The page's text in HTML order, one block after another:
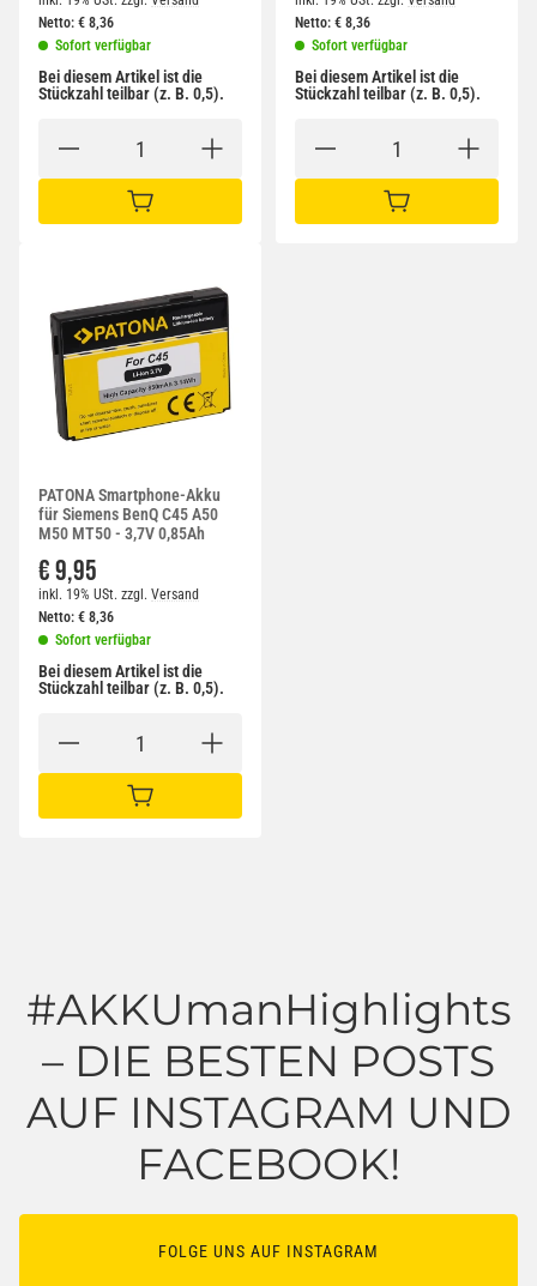
Netto: € 8,36
Sofort verfügbar
Bei diesem Artikel ist die
Stückzahl teilbar (z. B. 0,5).
IN DEN WARENKORB
Netto: € 8,36
Sofort verfügbar
Bei diesem Artikel ist die
Stückzahl teilbar (z. B. 0,5).
IN DEN WARENKORB
PATONA Smartphone-Akku
für Siemens BenQ C45 A50
M50 MT50 - 3,7V 0,85Ah
€ 9,95
inkl. 19% USt. zzgl. Versand
Netto: € 8,36
Sofort verfügbar
Bei diesem Artikel ist die
Stückzahl teilbar (z. B. 0,5).
IN DEN WARENKORB
#AKKUmanHighlights
– DIE BESTEN POSTS
AUF INSTAGRAM UND
FACEBOOK!
FOLGE UNS AUF INSTAGRAM